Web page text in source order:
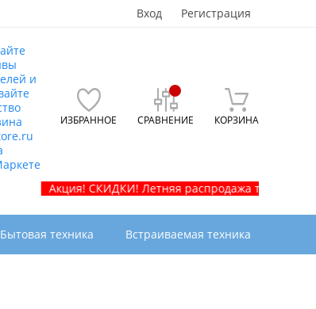
Вход Регистрация
ИЗБРАННОЕ СРАВНЕНИЕ КОРЗИНА
Акция! СКИДКИ! Летняя распродажа телевизоров и
Бытовая техника Встраиваемая техника